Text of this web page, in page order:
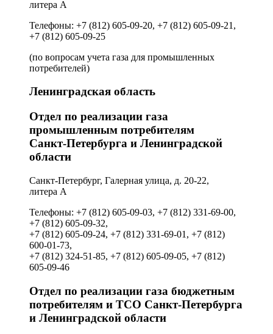
литера А
Телефоны: +7 (812) 605-09-20, +7 (812) 605-09-21,
+7 (812) 605-09-25
(по вопросам учета газа для промышленных
потребителей)
Ленинградская область
Отдел по реализации газа
промышленным потребителям
Санкт‑Петербурга и Ленинградской
области
Санкт-Петербург, Галерная улица, д. 20-22,
литера А
Телефоны: +7 (812) 605-09-03, +7 (812) 331-69-00,
+7 (812) 605-09-32,
+7 (812) 605-09-24, +7 (812) 331-69-01, +7 (812)
600-01-73,
+7 (812) 324-51-85, +7 (812) 605-09-05, +7 (812)
605-09-46
Отдел по реализации газа бюджетным
потребителям и ТСО Санкт‑Петербурга
и Ленинградской области